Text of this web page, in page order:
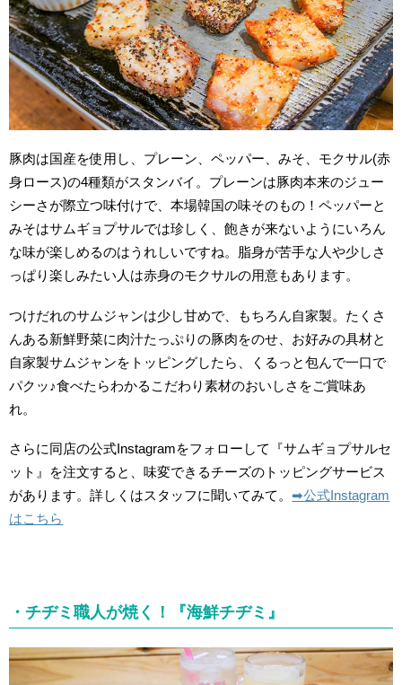
豚肉は国産を使用し、プレーン、ペッパー、みそ、モクサル(赤
身ロース)の4種類がスタンバイ。 プレーンは豚肉本来のジュー
シーさが際立つ味付けで、本場韓国の味そのもの！ペッパーと
みそはサムギョプサルでは珍しく、飽きが来ないようにいろん
な味が楽しめるのはうれしいですね。 脂身が苦手な人や少しさ
っぱり楽しみたい人は赤身のモクサルの用意もあります。
つけだれのサムジャンは少し甘めで、もちろん自家製。たくさ
んある新鮮野菜に肉汁たっぷりの豚肉をのせ、お好みの具材と
自家製サムジャンをトッピングしたら、くるっと包んで一口で
パクッ♪食べたらわかるこだわり素材のおいしさをご賞味あ
れ。
さらに同店の公式Instagramをフォローして『サムギョプサルセ
ット』を注文すると、味変できるチーズのトッピングサービス
があります。詳しくはスタッフに聞いてみて。➡︎公式Instagram
はこちら
・チヂミ職人が焼く！『海鮮チヂミ』